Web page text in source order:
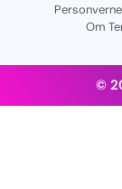
Om
©